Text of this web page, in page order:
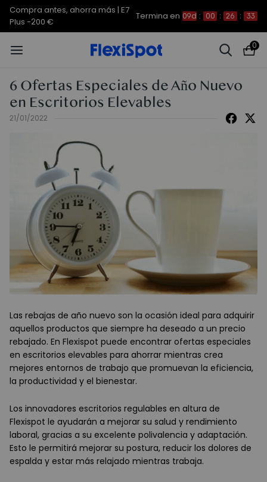
Compra antes, ahorra más | E7
Plus -200 €
Termina en 09d : 00 : 26 : 31
0
6 Ofertas Especiales de Año Nuevo
en Escritorios Elevables
21/01/2022
Las rebajas de año nuevo son la ocasión ideal para adquirir
aquellos productos que siempre ha deseado a un precio
rebajado. En Flexispot puede encontrar ofertas especiales
en escritorios elevables para ahorrar mientras crea
mejores entornos de trabajo que promuevan la eficiencia,
la productividad y el bienestar.
Los innovadores escritorios regulables en altura de
Flexispot le ayudarán a mejorar su salud y rendimiento
laboral, gracias a su excelente polivalencia y adaptación.
Esto le permitirá mejorar su postura, reducir los dolores de
espalda y estar más relajado mientras trabaja.